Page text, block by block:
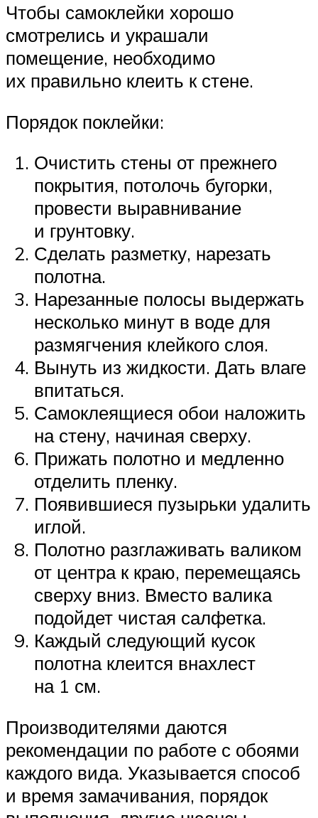
Чтобы самоклейки хорошо
смотрелись и украшали
помещение, необходимо
их правильно клеить к стене.
Порядок поклейки:
Очистить стены от прежнего
покрытия, потолочь бугорки,
провести выравнивание
и грунтовку.
Сделать разметку, нарезать
полотна.
Нарезанные полосы выдержать
несколько минут в воде для
размягчения клейкого слоя.
Вынуть из жидкости. Дать влаге
впитаться.
Самоклеящиеся обои наложить
на стену, начиная сверху.
Прижать полотно и медленно
отделить пленку.
Появившиеся пузырьки удалить
иглой.
Полотно разглаживать валиком
от центра к краю, перемещаясь
сверху вниз. Вместо валика
подойдет чистая салфетка.
Каждый следующий кусок
полотна клеится внахлест
на 1 см.
Производителями даются
рекомендации по работе с обоями
каждого вида. Указывается способ
и время замачивания, порядок